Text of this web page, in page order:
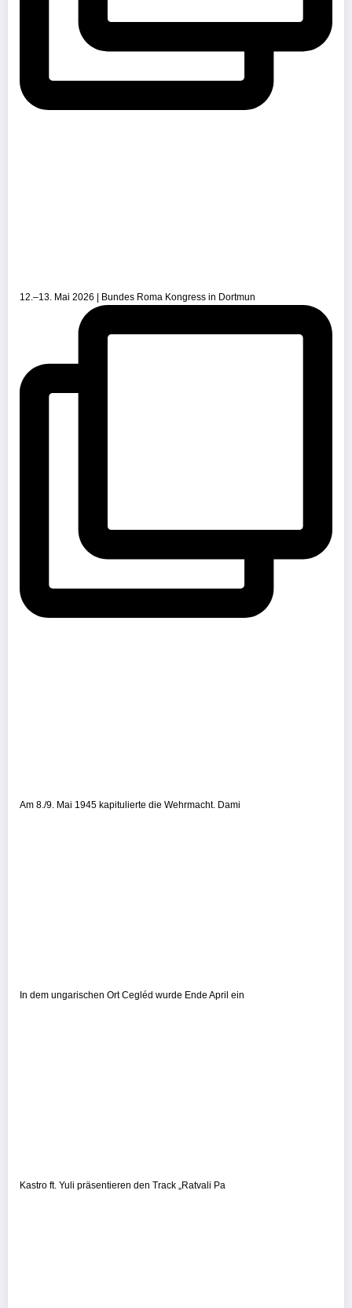
12.–13. Mai 2026 | Bundes Roma Kongress in Dortmun
Am 8./9. Mai 1945 kapitulierte die Wehrmacht. Dami
In dem ungarischen Ort Cegléd wurde Ende April ein
Kastro ft. Yuli präsentieren den Track „Ratvali Pa